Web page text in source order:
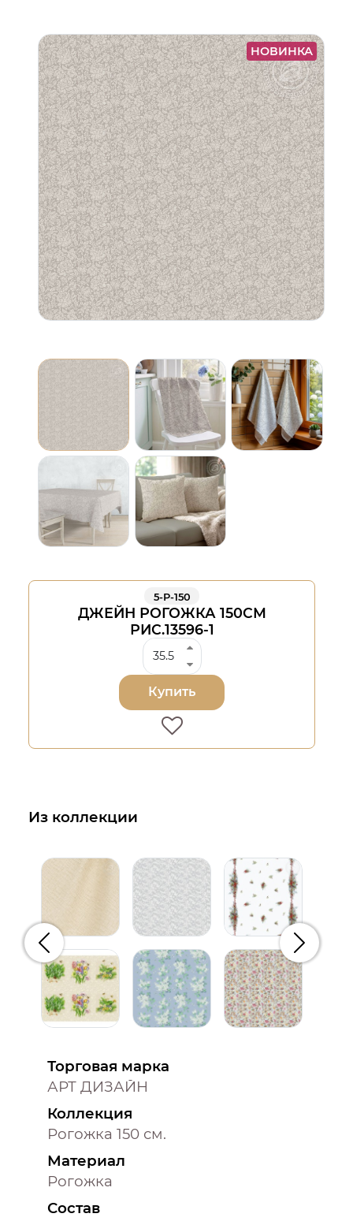
НОВИНКА
5-Р-150
ДЖЕЙН РОГОЖКА 150СМ
РИС.13596-1
Купить
Из коллекции
Предыдущий
Торговая марка
АРТ ДИЗАЙН
Коллекция
Рогожка 150 см.
Материал
Рогожка
Состав